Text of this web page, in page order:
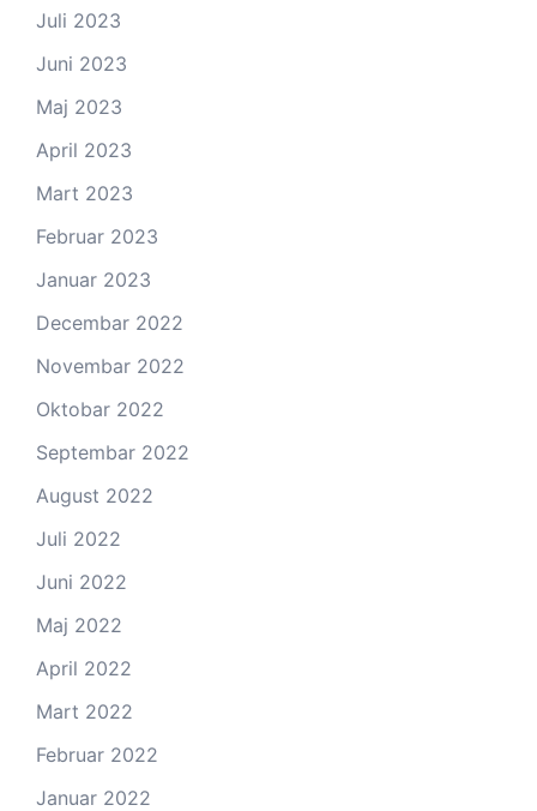
Juli 2023
Juni 2023
Maj 2023
April 2023
Mart 2023
Februar 2023
Januar 2023
Decembar 2022
Novembar 2022
Oktobar 2022
Septembar 2022
August 2022
Juli 2022
Juni 2022
Maj 2022
April 2022
Mart 2022
Februar 2022
Januar 2022